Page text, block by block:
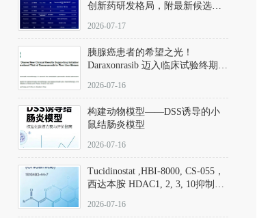
创新药研发格局，附最新候选分
2026-07-17
胰腺癌患者的希望之光！
Daraxonrasib 迈入临床试验终期阶
2026-07-16
构建动物模型——DSS诱导的小
鼠结肠炎模型
2026-07-16
Tucidinostat ,HBI-8000, CS-055，
西达本胺 HDAC1, 2, 3, 10抑制剂
D808567) - DKM活性分子
2026-07-16